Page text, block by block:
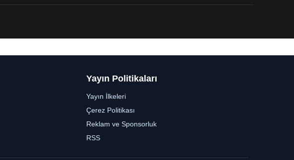
Yayın Politikaları
Yayın İlkeleri
Çerez Politikası
Reklam ve Sponsorluk
RSS